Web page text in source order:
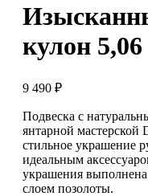
кулон 5,06
9 490 ₽
Подвеска с
янтарной
стильное украшение
идеальным
украшения
слоем позолоты.